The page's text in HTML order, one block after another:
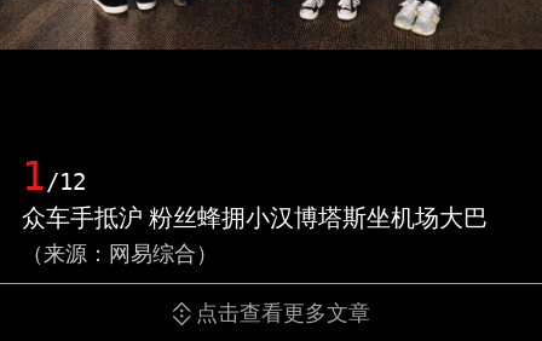
1/12
众车手抵沪 粉丝蜂拥小汉博塔斯坐机场大巴
（来源：网易综合）
点击查看更多文章